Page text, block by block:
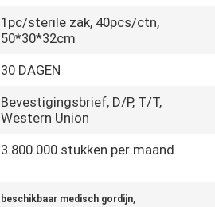
1pc/sterile zak, 40pcs/ctn,
50*30*32cm
30 DAGEN
Bevestigingsbrief, D/P, T/T,
Western Union
3.800.000 stukken per maand
beschikbaar medisch gordijn,